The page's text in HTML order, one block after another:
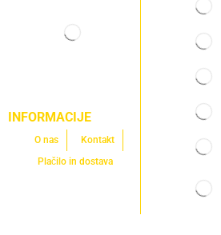
INFORMACIJE
O nas
Kontakt
Plačilo in dostava